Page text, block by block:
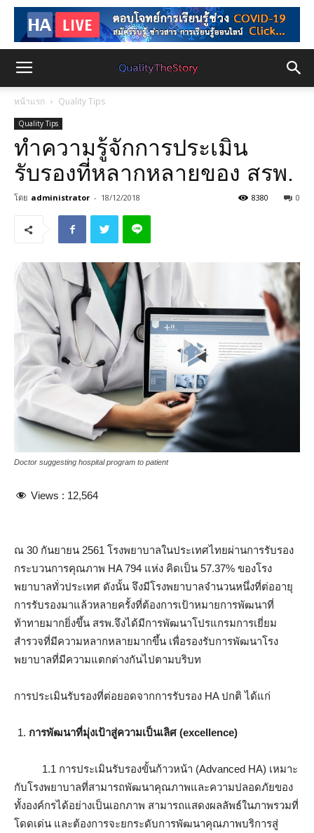
หน้าแรก Quality Tips
Quality Tips
ทำความรู้จักการประเมิน
รับรองที่หลากหลายของ สรพ.
โดย administrator - 18/12/2018 0
8380
Doctor suggesting hospital program to patient
Views : 12,564
ณ 30 กันยายน 2561 โรงพยาบาลในประเทศไทยผ่านการรับรอง
กระบวนการคุณภาพ HA 794 แห่ง คิดเป็น 57.37% ของโรง
พยาบาลทั่วประเทศ ดังนั้น จึงมีโรงพยาบาลจำนวนหนึ่งที่ต่ออายุ
การรับรองมาแล้วหลายครั้งที่ต้องการเป้าหมายการพัฒนาที่
ท้าทายมากยิ่งขึ้น สรพ.จึงได้มีการพัฒนาโปรแกรมการเยี่ยม
สำรวจที่มีความหลากหลายมากขึ้น เพื่อรองรับการพัฒนาโรง
พยาบาลที่มีความแตกต่างกันไปตามบริบท
การประเมินรับรองที่ต่อยอดจากการรับรอง HA ปกติ ได้แก่
การพัฒนาที่มุ่งเป้าสู่ความเป็นเลิศ (excellence)
1.1 การประเมินรับรองขั้นก้าวหน้า (Advanced HA) เหมาะ
กับโรงพยาบาลที่สามารถพัฒนาคุณภาพและความปลอดภัยของ
ทั้งองค์กรได้อย่างเป็นเอกภาพ สามารถแสดงผลลัพธ์ในภาพรวมที่
โดดเด่น และต้องการจะยกระดับการพัฒนาคุณภาพบริการสู่